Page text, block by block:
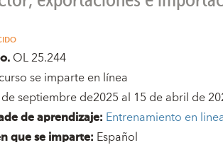
OL 25.244
se imparte en línea
septiembre de2025 al 15 de abril de
de aprendizaje: Entrenamiento en
que se imparte: Español